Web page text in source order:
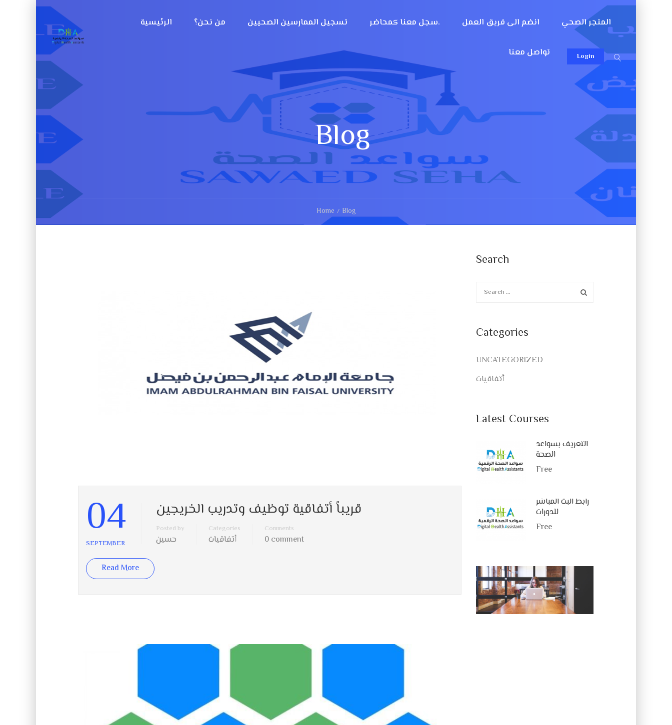
الرئيسية من نحن؟ تسجيل الممارسين الصحيين سجل معنا كمحاضر. انضم الى فريق العمل المتجر الصحي
تواصل معنا Login
Blog
Home Blog
04
SEPTEMBER
قريباً أتفاقية توظيف وتدريب الخريجين
Posted by
حسين
Categories
أتفاقيات
Comments
0 comment
Read More
Search
Categories
UNCATEGORIZED
أتفاقيات
Latest Courses
التعريف بسواعد
الصحة
Free
رابط البث المباشر
للدورات
Free